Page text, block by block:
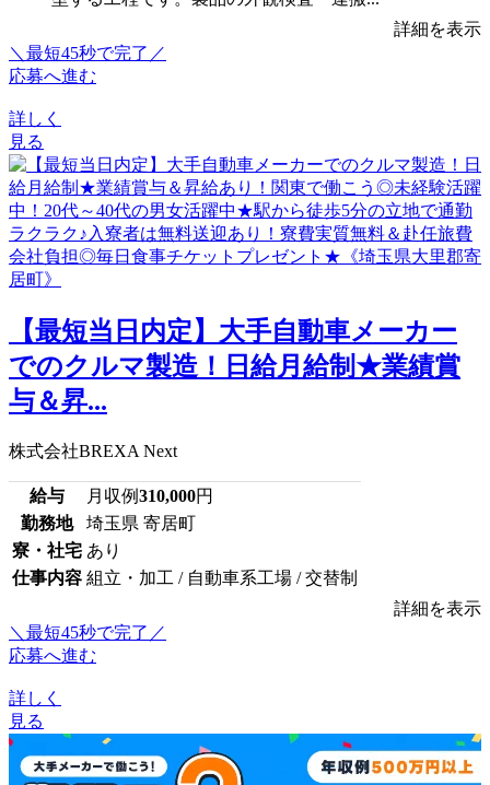
詳細を表示
＼最短45秒で完了／
応募へ進む
詳しく
見る
【最短当日内定】大手自動車メーカー
でのクルマ製造！日給月給制★業績賞
与＆昇...
株式会社BREXA Next
給与 月収例310,000円
勤務地
埼玉県 寄居町
寮・社宅 あり
仕事内容 組立・加工 / 自動車系工場 / 交替制
詳細を表示
＼最短45秒で完了／
応募へ進む
詳しく
見る